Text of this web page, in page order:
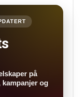
på
og